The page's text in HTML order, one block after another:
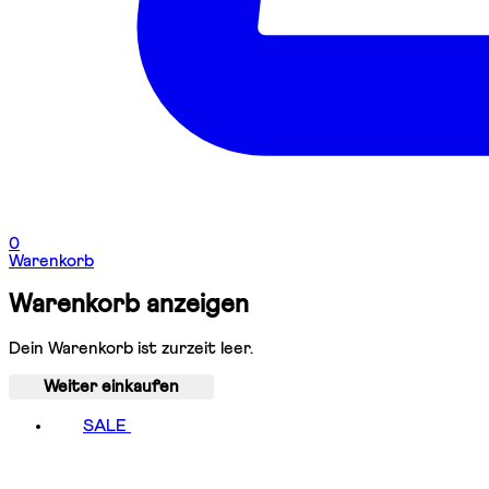
0
Warenkorb
Warenkorb anzeigen
Dein Warenkorb ist zurzeit leer.
Weiter einkaufen
SALE